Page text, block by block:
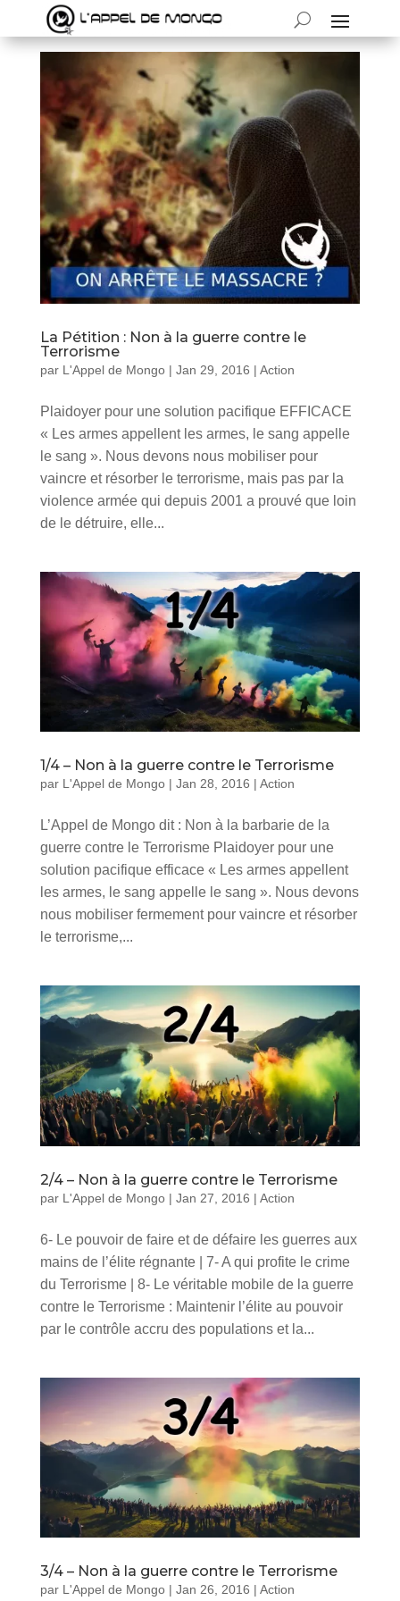
La Pétition : Non à la guerre contre le
Terrorisme
par L'Appel de Mongo| Jan 29, 2016 | Action
Plaidoyer pour une solution pacifique EFFICACE
« Les armes appellent les armes, le sang appelle
le sang ». Nous devons nous mobiliser pour
vaincre et résorber le terrorisme, mais pas par la
violence armée qui depuis 2001 a prouvé que loin
de le détruire, elle...
1/4 – Non à la guerre contre le Terrorisme
par L'Appel de Mongo| Jan 28, 2016 | Action
L’Appel de Mongo dit : Non à la barbarie de la
guerre contre le Terrorisme Plaidoyer pour une
solution pacifique efficace « Les armes appellent
les armes, le sang appelle le sang ». Nous devons
nous mobiliser fermement pour vaincre et résorber
le terrorisme,...
2/4 – Non à la guerre contre le Terrorisme
par L'Appel de Mongo| Jan 27, 2016 | Action
6- Le pouvoir de faire et de défaire les guerres aux
mains de l’élite régnante | 7- A qui profite le crime
du Terrorisme | 8- Le véritable mobile de la guerre
contre le Terrorisme : Maintenir l’élite au pouvoir
par le contrôle accru des populations et la...
3/4 – Non à la guerre contre le Terrorisme
par L'Appel de Mongo| Jan 26, 2016 | Action